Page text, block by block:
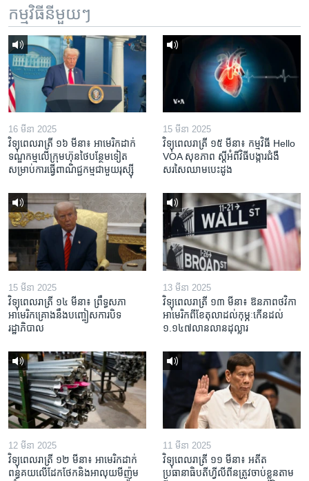
កម្មវិធី​នីមួយៗ
16 មីនា 2025
វិទ្យុពេលរាត្រី ១៦ មីនា៖ អាមេរិក​ដាក់​
ទណ្ឌកម្ម​លើ​ក្រុមហ៊ុន​ថៃ​បន្ថែម​ទៀត​
សម្រាប់​ការ​ធ្វើ​ពាណិជ្ជកម្ម​ជាមួយ​រុស្ស៊ី
15 មីនា 2025
វិទ្យុពេលរាត្រី ១៥ មីនា៖ កម្មវិធី ​Hello
VOA សុខភាព ស្ដី​អំពី​វិធី​បង្ការ​ជំងឺ​
សរសៃ​ឈាម​បេះដូង
15 មីនា 2025
វិទ្យុពេលរាត្រី ១៤ មីនា៖ ព្រឹទ្ធសភា
អាមេរិកគ្រោងនឹងបញ្ចៀសការបិទ
រដ្ឋាភិបាល
13 មីនា 2025
វិទ្យុពេលរាត្រី ១៣ មីនា៖ ឱនភាព​ថវិកា​
អាមេរិក​ពី​ខែ​តុលា​ដល់​កុម្ភៈ​កើន​ដល់​
១.១៤៧​លានលាន​ដុល្លារ
12 មីនា 2025
វិទ្យុពេលរាត្រី ១២ មីនា៖ អាមេរិក​ដាក់​
ពន្ធគយ​លើ​ដែកថែក​និង​អាលុយ​មីញ៉ូម​
11 មីនា 2025
វិទ្យុពេលរាត្រី ១១ មីនា៖ អតីត​
ប្រធានាធិបតីហ្វីលីពីន​ត្រូវ​ចាប់ខ្លួនតាម